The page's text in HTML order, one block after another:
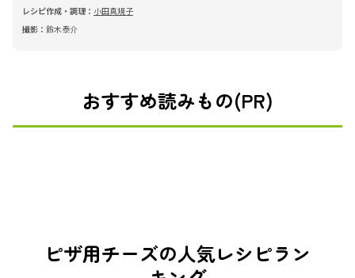
レシピ作成・調理： 小田真規子
撮影： 鈴木泰介
おすすめ読みもの(PR)
ピザ用チーズの人気レシピラン